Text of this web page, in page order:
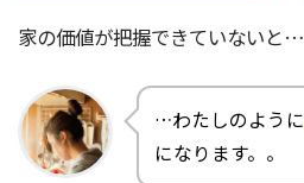
家の価値が把握できていないと…
…わたしのように
になります。。